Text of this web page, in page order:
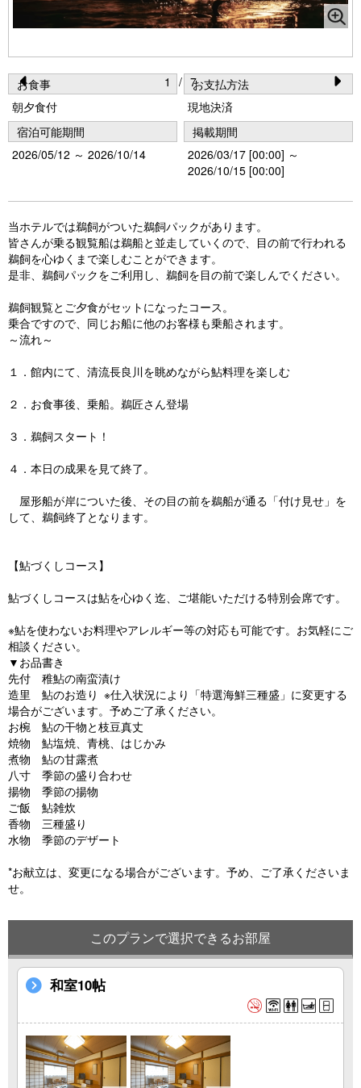
Pr
e
vi
u
s
N
e
xt
1 / 7
お食事
朝夕食付
お支払方法
現地決済
宿泊可能期間
2026/05/12 ～ 2026/10/14
掲載期間
2026/03/17 [00:00] ～
2026/10/15 [00:00]
当ホテルでは鵜飼がついた鵜飼パックがあります。
皆さんが乗る観覧船は鵜船と並走していくので、目の前で行われる
鵜飼を心ゆくまで楽しむことができます。
是非、鵜飼パックをご利用し、鵜飼を目の前で楽しんでください。
鵜飼観覧とご夕食がセットになったコース。
乗合ですので、同じお船に他のお客様も乗船されます。
～流れ～
１．館内にて、清流長良川を眺めながら鮎料理を楽しむ
２．お食事後、乗船。鵜匠さん登場
３．鵜飼スタート！
４．本日の成果を見て終了。
屋形船が岸についた後、その目の前を鵜船が通る「付け見せ」を
して、鵜飼終了となります。
【鮎づくしコース】
鮎づくしコースは鮎を心ゆく迄、ご堪能いただける特別会席です。
※鮎を使わないお料理やアレルギー等の対応も可能です。お気軽にご
相談ください。
▼お品書き
先付 稚鮎の南蛮漬け
造里 鮎のお造り ※仕入状況により「特選海鮮三種盛」に変更する
場合がございます。予めご了承ください。
お椀 鮎の干物と枝豆真丈
焼物 鮎塩焼、青桃、はじかみ
煮物 鮎の甘露煮
八寸 季節の盛り合わせ
揚物 季節の揚物
ご飯 鮎雑炊
香物 三種盛り
水物 季節のデザート
*お献立は、変更になる場合がございます。予め、ご了承くださいま
せ。
このプランで選択できるお部屋
和室10帖